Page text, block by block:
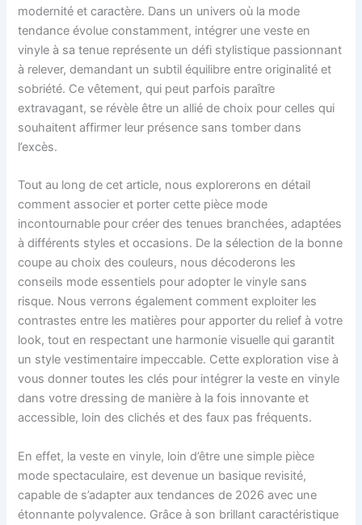
modernité et caractère. Dans un univers où la mode
tendance évolue constamment, intégrer une veste en
vinyle à sa tenue représente un défi stylistique passionnant
à relever, demandant un subtil équilibre entre originalité et
sobriété. Ce vêtement, qui peut parfois paraître
extravagant, se révèle être un allié de choix pour celles qui
souhaitent affirmer leur présence sans tomber dans
l’excès.
Tout au long de cet article, nous explorerons en détail
comment associer et porter cette pièce mode
incontournable pour créer des tenues branchées, adaptées
à différents styles et occasions. De la sélection de la bonne
coupe au choix des couleurs, nous décoderons les
conseils mode essentiels pour adopter le vinyle sans
risque. Nous verrons également comment exploiter les
contrastes entre les matières pour apporter du relief à votre
look, tout en respectant une harmonie visuelle qui garantit
un style vestimentaire impeccable. Cette exploration vise à
vous donner toutes les clés pour intégrer la veste en vinyle
dans votre dressing de manière à la fois innovante et
accessible, loin des clichés et des faux pas fréquents.
En effet, la veste en vinyle, loin d’être une simple pièce
mode spectaculaire, est devenue un basique revisité,
capable de s’adapter aux tendances de 2026 avec une
étonnante polyvalence. Grâce à son brillant caractéristique